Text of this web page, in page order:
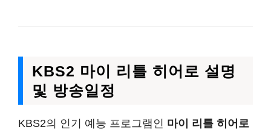
KBS2 마이 리틀 히어로 설명
및 방송일정
KBS2의 인기 예능 프로그램인 마이 리틀 히어로